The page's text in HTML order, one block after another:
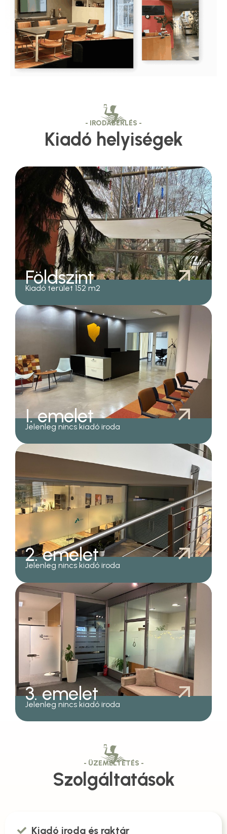
- IRODABÉRLÉS -
Kiadó helyiségek
Földszint
Kiadó terület 152 m2
I. emelet
Jelenleg nincs kiadó iroda
2. emelet
Jelenleg nincs kiadó iroda
3. emelet
Jelenleg nincs kiadó iroda
- ÜZEMELTETÉS -
Szolgáltatások
Kiadó iroda és raktár